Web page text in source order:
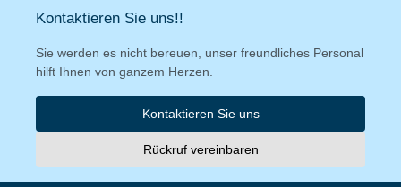
Kontaktieren Sie uns!!
Sie werden es nicht bereuen, unser freundliches Personal
hilft Ihnen von ganzem Herzen.
Kontaktieren Sie uns
Rückruf vereinbaren